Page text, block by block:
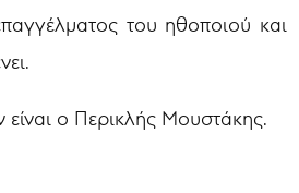
του ηθοποιού και
ο Περικλής Μουστάκης.